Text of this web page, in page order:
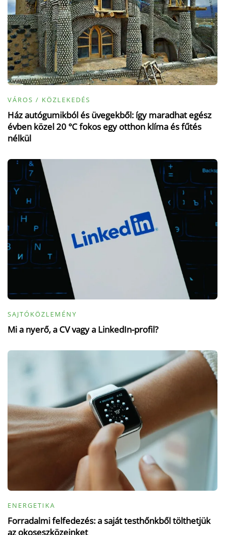
VÁROS / KÖZLEKEDÉS
Ház autógumikból és üvegekből: így maradhat egész
évben közel 20 °C fokos egy otthon klíma és fűtés
nélkül
SAJTÓKÖZLEMÉNY
Mi a nyerő, a CV vagy a LinkedIn-profil?
ENERGETIKA
Forradalmi felfedezés: a saját testhőnkből tölthetjük
az okoseszközeinket